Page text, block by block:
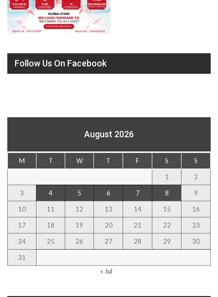
Follow Us On Facebook
August 2026
M T W T F S S
1 2
3 4 5 6 7 8 9
10 11 12 13 14 15 16
17 18 19 20 21 22 23
24 25 26 27 28 29 30
31
« Jul